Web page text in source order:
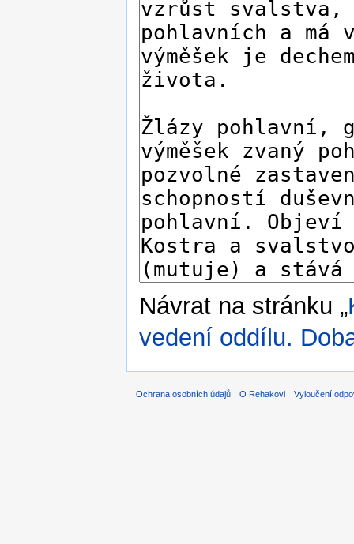
Návrat na stránku „
vedení oddílu.
Ochrana osobních údajů O Rehakovi Vyloučení